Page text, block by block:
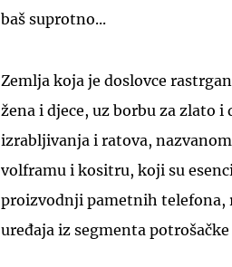
baš suprotno...
Zemlja koja je doslovce
žena i djece, uz borbu za zlato
izrabljivanja i ratova,
volframu i kositru, koji su
proizvodnji pametnih telefona,
uređaja iz segmenta